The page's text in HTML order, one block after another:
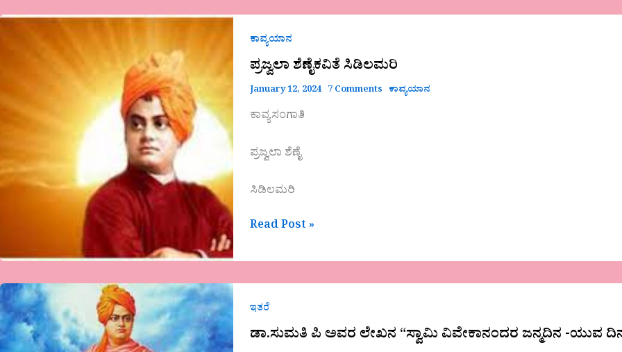
ಕಾವ್ಯಯಾನ
ಪ್ರಜ್ವಲಾ ಶೆಣೈಕವಿತೆ ಸಿಡಿಲಮರಿ
January 12, 2024 7 Comments ಕಾವ್ಯಯಾನ
ಕಾವ್ಯಸಂಗಾತಿ
ಪ್ರಜ್ವಲಾ ಶೆಣೈ
ಸಿಡಿಲಮರಿ
ಶೆಣೈಕವಿತೆ
ಸಿಡಿಲಮರಿ
Read Post »
ಇತರೆ
ಡಾ.ಸುಮತಿ ಪಿ ಅವರ ಲೇಖನ “ಸ್ವಾಮಿ ವಿವೇಕಾನಂದರ ಜನ್ಮದಿನ -ಯುವ
ಪಿ
ಅವರ